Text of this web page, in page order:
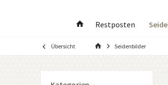
Restposten
Übersicht Seidenbilder